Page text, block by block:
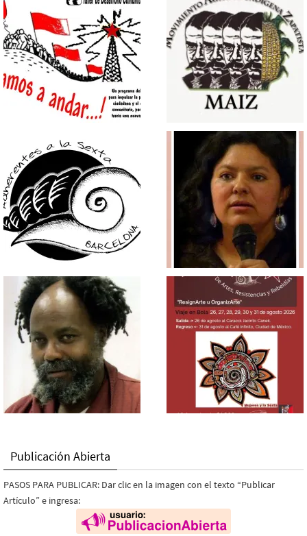
Publicación Abierta
PASOS PARA PUBLICAR: Dar clic en la imagen con el texto “Publicar
Artículo” e ingresa: